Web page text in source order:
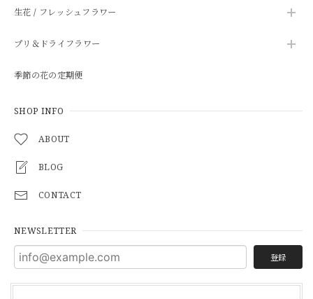
生花 / フレッシュフラワー
プリ＆ドライフラワー
季節の花の定期便
SHOP INFO
ABOUT
BLOG
CONTACT
NEWSLETTER
登録